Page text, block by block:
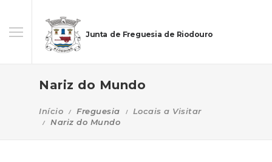
Junta de Freguesia de Riodouro
Nariz do Mundo
Início Freguesia
Locais a Visitar
Nariz do Mundo